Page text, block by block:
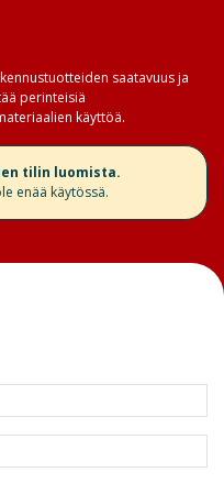
saatavuus ja
perinteisiä
käyttöä.
tilin luomista.
enää käytössä.